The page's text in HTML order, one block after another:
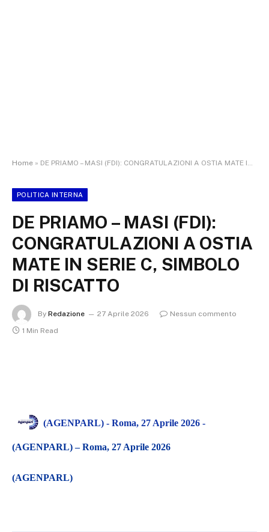
Home » DE PRIAMO – MASI (FDI): CONGRATULAZIONI A OSTIA MATE IN SERIE C, SIMBOLO DI RISCATTO
POLITICA INTERNA
DE PRIAMO – MASI (FDI):
CONGRATULAZIONI A OSTIA
MATE IN SERIE C, SIMBOLO
DI RISCATTO
By Redazione 27 Aprile 2026
Nessun commento
1 Min Read
(AGENPARL) - Roma, 27 Aprile 2026 -
(AGENPARL) – Roma, 27 Aprile 2026
(AGENPARL)